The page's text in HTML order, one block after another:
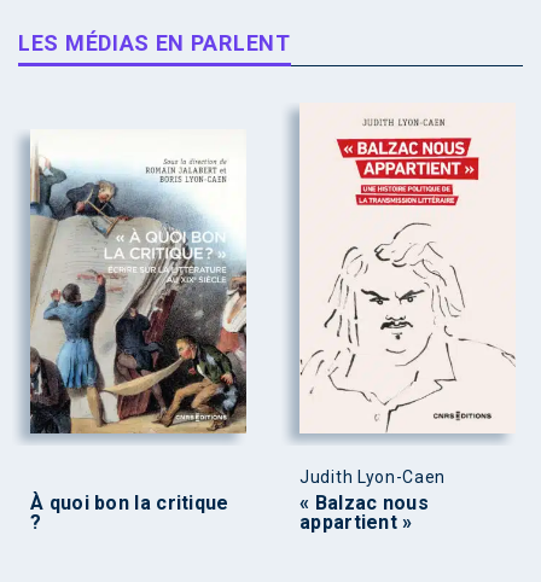
LES MÉDIAS EN PARLENT
À quoi bon la critique
?
Judith Lyon-Caen
« Balzac nous
appartient »